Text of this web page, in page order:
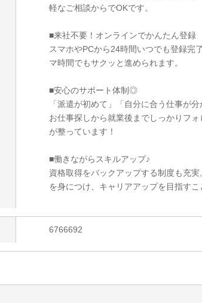
軽なご相談からでOKです。
■来社不要！オンラインでかんたん登録
スマホやPCから24時間いつでも登録完
マ時間でもサクッと進められます。
■安心のサポート体制◎
「派遣が初めて」「自分に合う仕事が
お仕事探しから就業後までしっかりフ
が整っています！
■働きながらスキルアップ♪
資格取得をバックアップする制度も充
を身につけ、キャリアアップを目指すこ
6766692